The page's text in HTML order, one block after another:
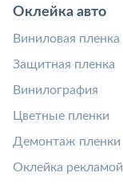
Оклейка авто
Виниловая пленка
Защитная пленка
Винилография
Цветные пленки
Демонтаж пленки
Оклейка рекламой